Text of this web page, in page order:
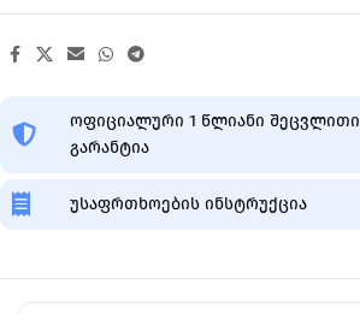
ოფიციალური 1 წლიანი შეცვლითი
გარანტია
უსაფრთხოების ინსტრუქცია